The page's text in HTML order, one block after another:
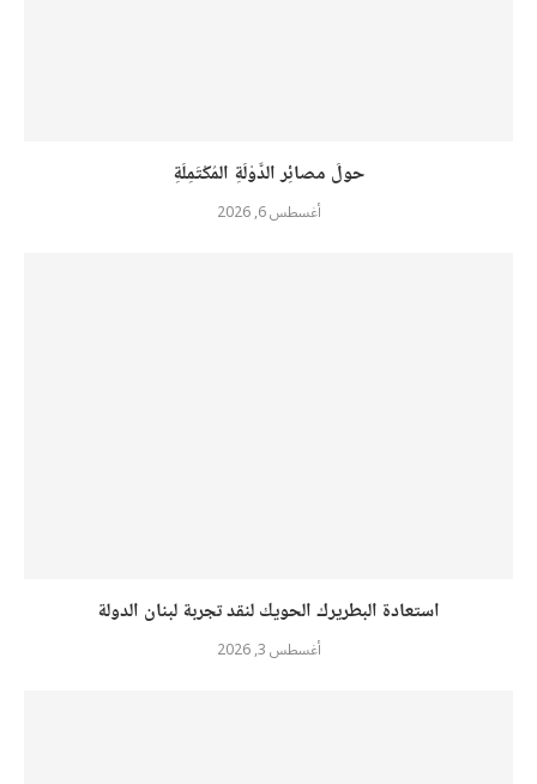
حولَ مصائِر الدَّوْلَةِ المُكْتَمِلَةِ
أغسطس 6, 2026
استعادة البطريرك الحويك لنقد تجربة لبنان الدولة
أغسطس 3, 2026